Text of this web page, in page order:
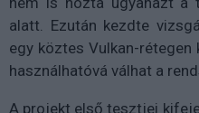
alatt. Ezután kezdte
egy köztes Vulkan-rétegen
használhatóvá válhat a
A projekt első tesztjei